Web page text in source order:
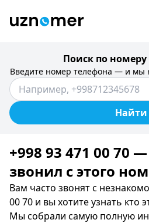
Поиск по
Введите номер телефона — и мы
Найти
+998 93 471 00 70
звонил c этого
Вам часто звонят с
00 70 и вы хотите узнать кто
Мы собрали самую полную